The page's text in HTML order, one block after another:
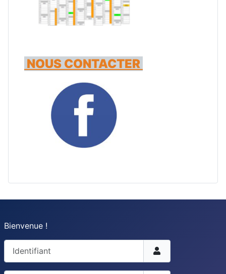
NOUS CONTACTER
Bienvenue !
Identifiant